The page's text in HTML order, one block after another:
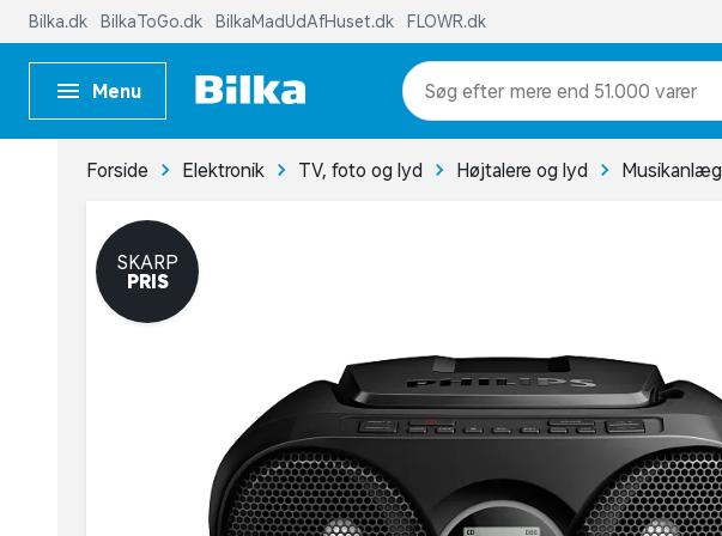
Bilka.dk BilkaToGo.dk BilkaMadUdAfHuset.dk FLOWR.dk
Menu mere end 51.000 varer
Forside Elektronik TV, foto og lyd Højtalere og lyd Musikanlæg
SKARP
PRIS